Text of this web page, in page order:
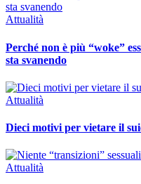
Attualità
Perché non è più “woke”
sta svanendo
Attualità
Dieci motivi per vietare il
Attualità